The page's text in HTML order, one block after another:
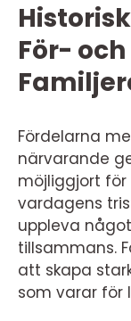
För-
Fördelarna
närvarande
möjliggjort
vardagens
uppleva
tillsammans.
att skapa
som varar för